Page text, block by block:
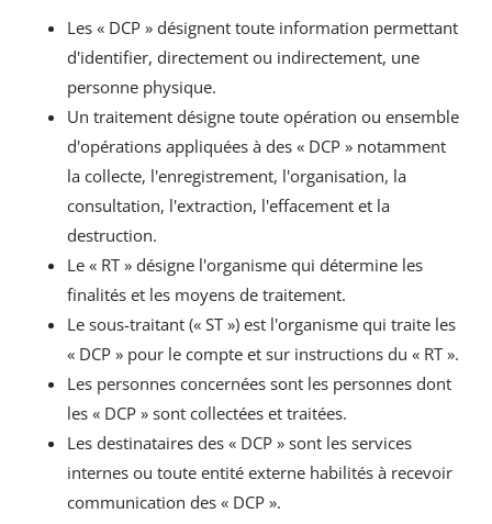
Les « DCP » désignent toute information permettant
d'identifier, directement ou indirectement, une
personne physique.
Un traitement désigne toute opération ou ensemble
d'opérations appliquées à des « DCP » notamment
la collecte, l'enregistrement, l'organisation, la
consultation, l'extraction, l'effacement et la
destruction.
Le « RT » désigne l'organisme qui détermine les
finalités et les moyens de traitement.
Le sous-traitant (« ST ») est l'organisme qui traite les
« DCP » pour le compte et sur instructions du « RT ».
Les personnes concernées sont les personnes dont
les « DCP » sont collectées et traitées.
Les destinataires des « DCP » sont les services
internes ou toute entité externe habilités à recevoir
communication des « DCP ».